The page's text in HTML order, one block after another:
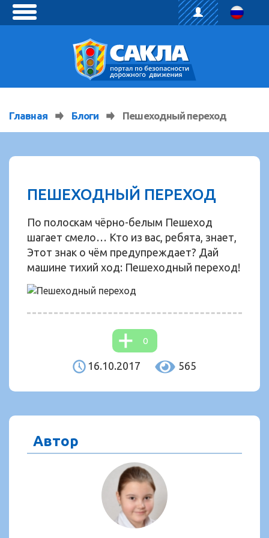
toggle
Главная Блоги Пешеходный переход
ПЕШЕХОДНЫЙ ПЕРЕХОД
По полоскам чёрно-белым Пешеход
шагает смело… Кто из вас, ребята, знает,
Этот знак о чём предупреждает? Дай
машине тихий ход: Пешеходный переход!
0
16.10.2017 565
Автор